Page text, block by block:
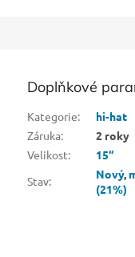
Doplňkové
Kategorie:
hi-hat
Záruka:
2 roky
Velikost:
15“
Stav: Nový,
(21%)